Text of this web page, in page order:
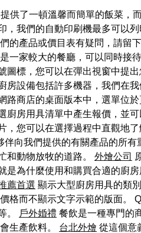
供了一頓溫馨而簡單的飯菜，
我們的自動印刷機最多可以列
的產品或價目表有疑問，請留
一家較大的餐廳，可以同時接
標，您可以在彈出視窗中提出
設備包括許多機器，我們在
商店的桌面版本中，選單位
房用具清單中產生報價，並
，您可以在選擇過程中直觀地了
向我們提供的有關產品的所有
和動物放牧的道路。 外燴公司
為什麼使用和購買合適的廚房
薦首選 顯示大型廚房用具的類
格而不顯示文字示範的版面。
。
戶外婚禮 餐飲是一種專門的
生產飲料。 台北外燴 從這個意